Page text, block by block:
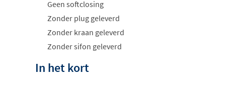
Geen softclosing
Zonder plug geleverd
Zonder kraan geleverd
Zonder sifon geleverd
In het kort